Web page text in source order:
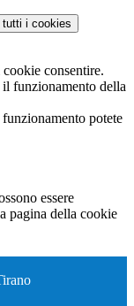
i cookies
consentire.
funzionamento della
potete
essere
pagina della cookie